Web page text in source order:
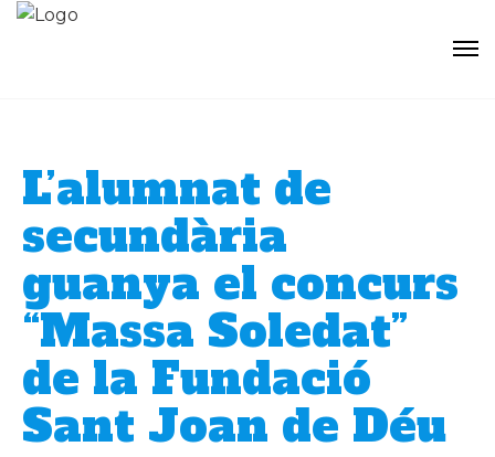
L’alumnat de
secundària
guanya el concurs
“Massa Soledat”
de la Fundació
Sant Joan de Déu